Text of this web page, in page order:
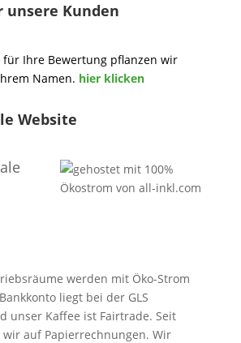
unsere Kunden
für Ihre Bewertung pflanzen wir
Namen. hier klicken
Website
werden mit Öko-Strom
liegt bei der GLS
unser Kaffee ist Fairtrade. Seit
wir auf Papierrechnungen. Wir